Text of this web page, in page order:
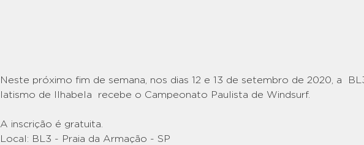
Neste próximo fim de semana, nos dias 12 e 13 de setembro de 2020, a
Iatismo de Ilhabela  recebe o Campeonato Paulista de Windsurf.
A inscrição é gratuita.
Local: BL3 - Praia da Armação - SP